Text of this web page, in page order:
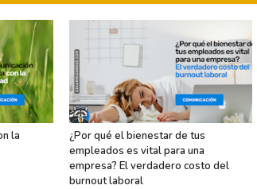
la
¿Por qué el bienestar de tus
empleados es vital para una
empresa? El verdadero costo del
burnout laboral